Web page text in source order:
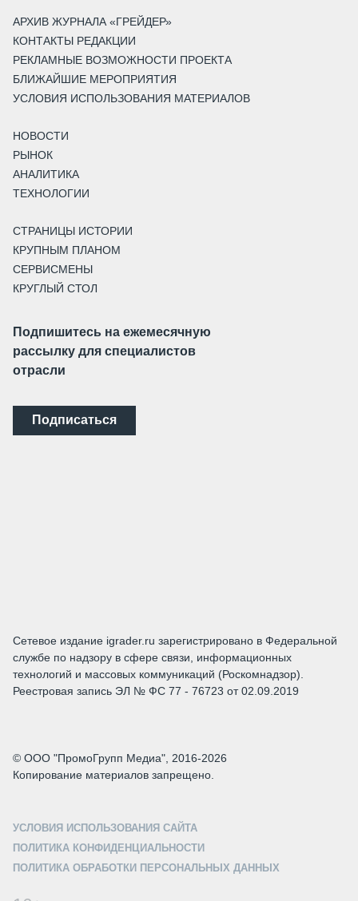
АРХИВ ЖУРНАЛА «ГРЕЙДЕР»
КОНТАКТЫ РЕДАКЦИИ
РЕКЛАМНЫЕ ВОЗМОЖНОСТИ ПРОЕКТА
БЛИЖАЙШИЕ МЕРОПРИЯТИЯ
УСЛОВИЯ ИСПОЛЬЗОВАНИЯ МАТЕРИАЛОВ
НОВОСТИ
РЫНОК
АНАЛИТИКА
ТЕХНОЛОГИИ
СТРАНИЦЫ ИСТОРИИ
КРУПНЫМ ПЛАНОМ
СЕРВИСМЕНЫ
КРУГЛЫЙ СТОЛ
Подпишитесь на ежемесячную
рассылку для специалистов
отрасли
Подписаться
Сетевое издание igrader.ru зарегистрировано в Федеральной
службе по надзору в сфере связи, информационных
технологий и массовых коммуникаций (Роскомнадзор).
Реестровая запись ЭЛ № ФС 77 - 76723 от 02.09.2019
© ООО "ПромоГрупп Медиа", 2016-2026
Копирование материалов запрещено.
УСЛОВИЯ ИСПОЛЬЗОВАНИЯ САЙТА
ПОЛИТИКА КОНФИДЕНЦИАЛЬНОСТИ
ПОЛИТИКА ОБРАБОТКИ ПЕРСОНАЛЬНЫХ ДАННЫХ